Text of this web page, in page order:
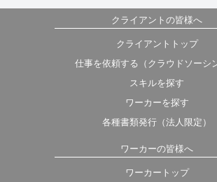
クライアントの皆様へ
クライアントトップ
仕事を依頼する（クラウドソーシ
スキルを探す
ワーカーを探す
各種書類発行（法人限定）
ワーカーの皆様へ
ワーカートップ